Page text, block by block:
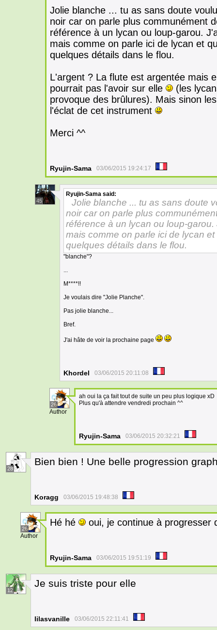
Jolie blanche ... tu as sans doute
noir car on parle plus communément
référence à un lycan ou loup-garou.
mais comme on parle ici de lycan et
quelques détails dans le flou.
L'argent ? La flute est argentée mais
pourrait pas l'avoir sur elle
(les
provoque des brûlures). Mais sinon
l'éclat de cet instrument
Merci ^^
Ryujin-Sama 03/06/2015 19:24:17
45
Ryujin-Sama said:
Jolie blanche ... tu as sans doute
noir car on parle plus
référence à un lycan ou loup-
mais comme on parle ici de lycan
quelques détails dans le flou.
"blanche"?
...
M****!!
Je voulais dire "Jolie Planche".
Pas jolie blanche...
Bref.
J'ai hâte de voir la prochaine page
Khordel 03/06/2015 20:11:08
26
Author
ah oui la ça fait tout de suite un peu plus logique xD
Plus qu'à attendre vendredi prochain ^^
Ryujin-Sama 03/06/2015 20:32:21
28
Bien bien ! Une belle progression
Koragg 03/06/2015 19:48:38
26
Author
Hé hé oui, je continue à progresser
Ryujin-Sama 03/06/2015 19:51:19
12
Je suis triste pour elle
lilasvanille 03/06/2015 22:11:41